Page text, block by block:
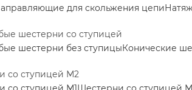
для скольжения цепи
шестерни со ступицей
шестерни без ступицыКонические
со ступицей М2